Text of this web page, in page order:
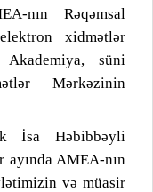
nın Rəqəmsal
xidmətlər
Akademiya, süni
Mərkəzinin
İsa Həbibbəyli
AMEA-nın
və müasir